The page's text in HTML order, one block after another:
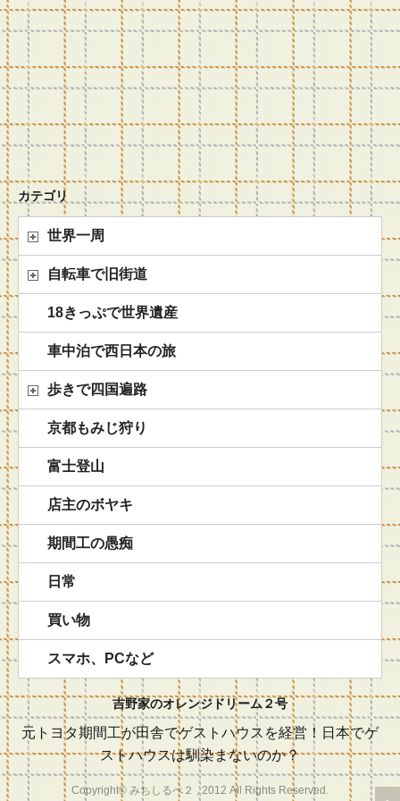
カテゴリ
世界一周
自転車で旧街道
18きっぷで世界遺産
車中泊で西日本の旅
歩きで四国遍路
京都もみじ狩り
富士登山
店主のボヤキ
期間工の愚痴
日常
買い物
スマホ、PCなど
吉野家のオレンジドリーム２号
元トヨタ期間工が田舎でゲストハウスを経営！日本でゲ
ストハウスは馴染まないのか？
Copyright© みちしるべ２ , 2012 All Rights Reserved.